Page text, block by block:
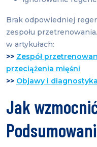
Brak odpowiedniej
zespołu
w artykułach:
>> Zespół
przeciążenia mięśni
>> Objawy i
Jak